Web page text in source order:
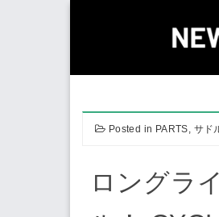
Posted in PARTS, サド
ロングラ